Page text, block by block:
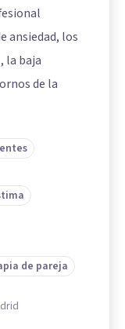
ansiedad, los
la baja
de la
de pareja